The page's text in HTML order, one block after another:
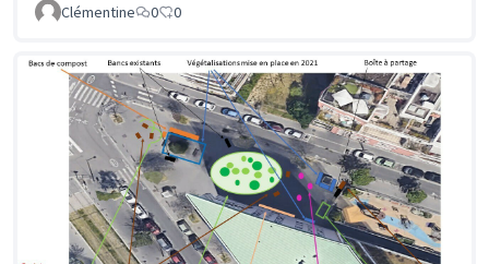
Clémentine
0 0